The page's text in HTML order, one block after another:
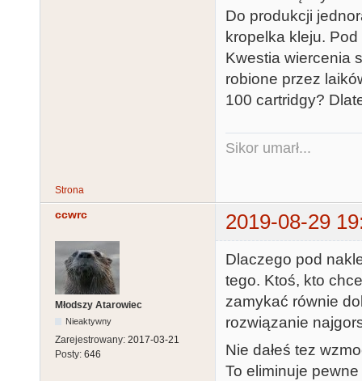
Do produkcji
kropelka kleju.
Kwestia wiercenia
robione przez
100 cartridgy?
Sikor umarł...
Strona
ccwrc 2019-08-29
Młodszy Atarowiec
Nieaktywny
Zarejestrowany: 2017-03-21
Posty: 646
Dlaczego pod
tego. Ktoś, kto
zamykać równie
rozwiązanie
Nie dałeś tez
To eliminuje